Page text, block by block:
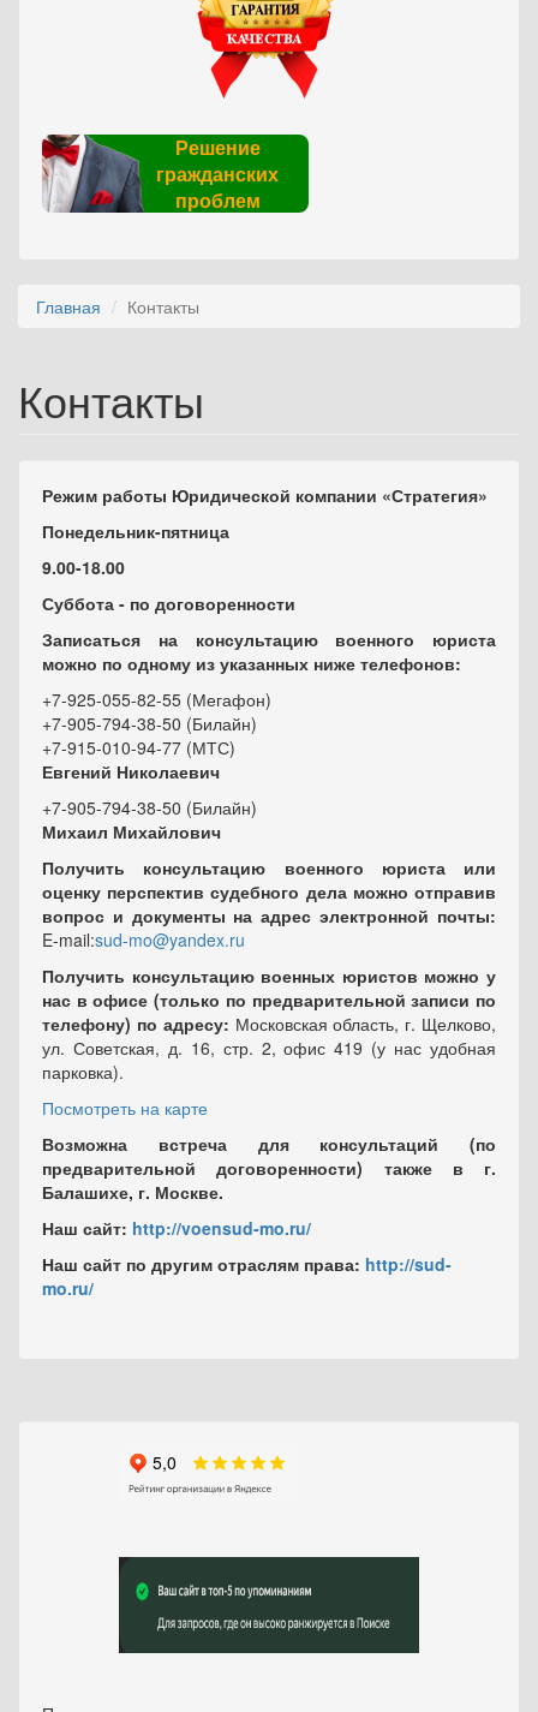
Решение
гражданских
проблем
Главная Контакты
Контакты
Режим работы Юридической компании «Стратегия»
Понедельник-пятница
9.00-18.00
Суббота - по договоренности
Записаться на консультацию военного юриста
можно по одному из указанных ниже телефонов:
+7-925-055-82-55 (Мегафон)
+7-905-794-38-50 (Билайн)
+7-915-010-94-77 (МТС)
Евгений Николаевич
+7-905-794-38-50 (Билайн)
Михаил Михайлович
Получить консультацию военного юриста или
оценку перспектив судебного дела можно отправив
вопрос и документы на адрес электронной почты:
E-mail:sud-mo@yandex.ru
Получить консультацию военных юристов можно у
нас в офисе (только по предварительной записи по
телефону) по адресу: Московская область, г. Щелково,
ул. Советская, д. 16, стр. 2, офис 419 (у нас удобная
парковка).
Посмотреть на карте
Возможна встреча для консультаций (по
предварительной договоренности) также в г.
Балашихе, г. Москве.
Наш сайт: http://voensud-mo.ru/
Наш сайт по другим отраслям права: http://sud-
mo.ru/